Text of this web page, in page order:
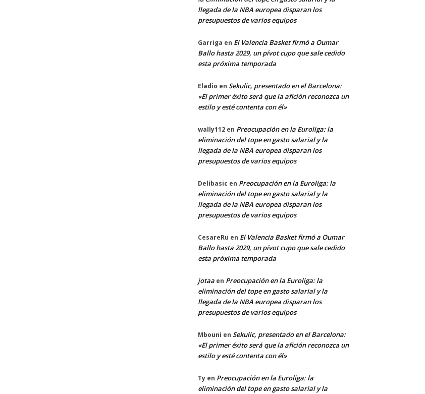
llegada de la NBA europea disparan los
presupuestos de varios equipos
Garriga en El Valencia Basket firmó a Oumar
Ballo hasta 2029, un pívot cupo que sale cedido
esta próxima temporada
Eladio en Sekulic, presentado en el Barcelona:
«El primer éxito será que la afición reconozca un
estilo y esté contenta con él»
wally112 en Preocupación en la Euroliga: la
eliminación del tope en gasto salarial y la
llegada de la NBA europea disparan los
presupuestos de varios equipos
Delibasic en Preocupación en la Euroliga: la
eliminación del tope en gasto salarial y la
llegada de la NBA europea disparan los
presupuestos de varios equipos
CesareRu en El Valencia Basket firmó a Oumar
Ballo hasta 2029, un pívot cupo que sale cedido
esta próxima temporada
jotaa en Preocupación en la Euroliga: la
eliminación del tope en gasto salarial y la
llegada de la NBA europea disparan los
presupuestos de varios equipos
Mbouni en Sekulic, presentado en el Barcelona:
«El primer éxito será que la afición reconozca un
estilo y esté contenta con él»
Ty en Preocupación en la Euroliga: la
eliminación del tope en gasto salarial y la